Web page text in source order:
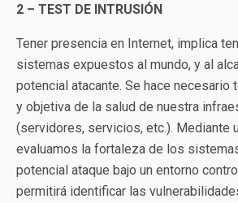
2 – TEST DE INTRUSIÓN
Tener presencia en Internet, implica
sistemas expuestos al mundo, y al
potencial atacante. Se hace necesario
y objetiva de la salud de nuestra
(servidores, servicios, etc.). Mediante
evaluamos la fortaleza de los
potencial ataque bajo un entorno
permitirá identificar las